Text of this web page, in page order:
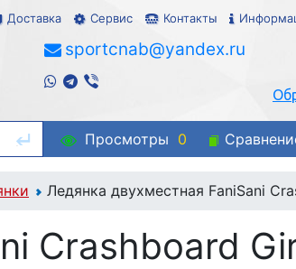
Доставка Сервис Контакты
sportcnab@yandex.ru
Просмотры 0
Ледянка двухместная FaniSani
Crashboard